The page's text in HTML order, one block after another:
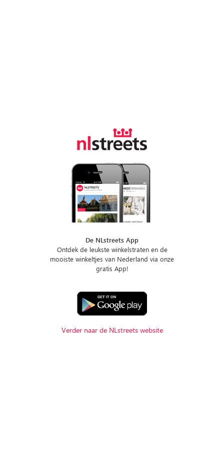
De NLstreets App
Ontdek de leukste winkelstraten en de
mooiste winkeltjes van Nederland via onze
gratis App!
Verder naar de NLstreets website